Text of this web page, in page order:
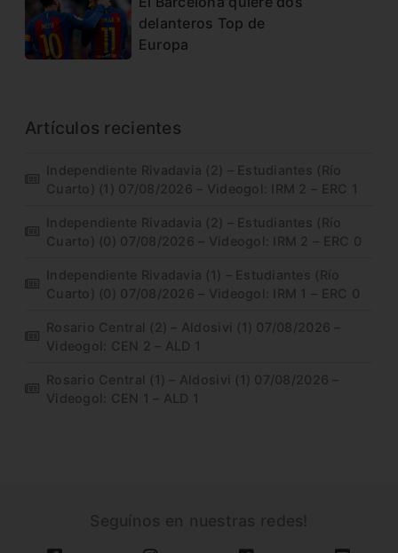
delanteros Top de
Europa
Artículos recientes
Independiente Rivadavia (2) – Estudiantes (Río
Cuarto) (1) 07/08/2026 – Videogol: IRM 2 – ERC 1
Independiente Rivadavia (2) – Estudiantes (Río
Cuarto) (0) 07/08/2026 – Videogol: IRM 2 – ERC 0
Independiente Rivadavia (1) – Estudiantes (Río
Cuarto) (0) 07/08/2026 – Videogol: IRM 1 – ERC 0
Rosario Central (2) – Aldosivi (1) 07/08/2026 –
Videogol: CEN 2 – ALD 1
Rosario Central (1) – Aldosivi (1) 07/08/2026 –
Videogol: CEN 1 – ALD 1